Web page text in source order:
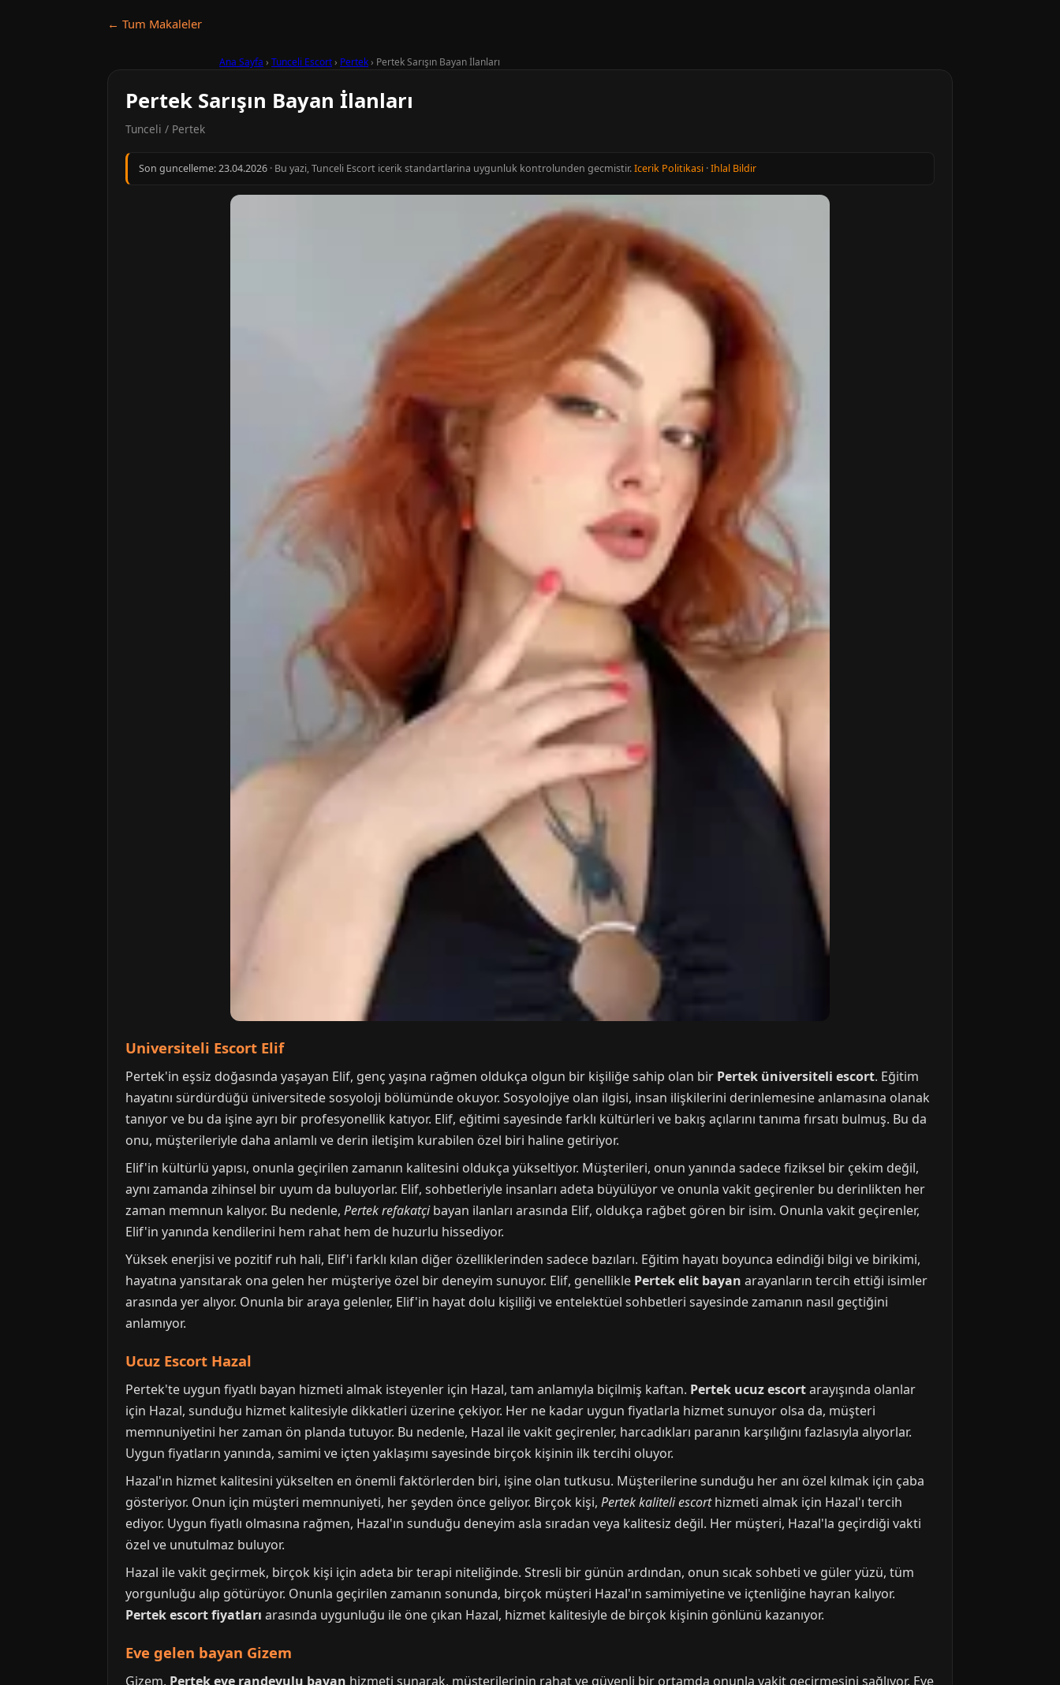
← Tum Makaleler
Ana Sayfa › Tunceli Escort› Pertek› Pertek Sarışın Bayan İlanları
Pertek Sarışın Bayan İlanları
Tunceli / Pertek
Son guncelleme:23.04.2026 · Bu yazi, Tunceli Escort icerik standartlarina uygunluk kontrolunden gecmistir.Icerik Politikasi ·Ihlal Bildir
Universiteli Escort Elif
Pertek'in eşsiz doğasında yaşayan Elif, genç yaşına rağmen oldukça olgun bir kişiliğe sahip olan bir Pertek üniversiteli escort. Eğitim
hayatını sürdürdüğü üniversitede sosyoloji bölümünde okuyor. Sosyolojiye olan ilgisi, insan ilişkilerini derinlemesine anlamasına olanak
tanıyor ve bu da işine ayrı bir profesyonellik katıyor. Elif, eğitimi sayesinde farklı kültürleri ve bakış açılarını tanıma fırsatı bulmuş. Bu da
onu, müşterileriyle daha anlamlı ve derin iletişim kurabilen özel biri haline getiriyor.
Elif'in kültürlü yapısı, onunla geçirilen zamanın kalitesini oldukça yükseltiyor. Müşterileri, onun yanında sadece fiziksel bir çekim değil,
aynı zamanda zihinsel bir uyum da buluyorlar. Elif, sohbetleriyle insanları adeta büyülüyor ve onunla vakit geçirenler bu derinlikten her
zaman memnun kalıyor. Bu nedenle, Pertek refakatçibayan ilanları arasında Elif, oldukça rağbet gören bir isim. Onunla vakit geçirenler,
Elif'in yanında kendilerini hem rahat hem de huzurlu hissediyor.
Yüksek enerjisi ve pozitif ruh hali, Elif'i farklı kılan diğer özelliklerinden sadece bazıları. Eğitim hayatı boyunca edindiği bilgi ve birikimi,
hayatına yansıtarak ona gelen her müşteriye özel bir deneyim sunuyor. Elif, genellikle Pertek elit bayan arayanların tercih ettiği isimler
arasında yer alıyor. Onunla bir araya gelenler, Elif'in hayat dolu kişiliği ve entelektüel sohbetleri sayesinde zamanın nasıl geçtiğini
anlamıyor.
Ucuz Escort Hazal
Pertek'te uygun fiyatlı bayan hizmeti almak isteyenler için Hazal, tam anlamıyla biçilmiş kaftan. Pertek ucuz escortarayışında olanlar
için Hazal, sunduğu hizmet kalitesiyle dikkatleri üzerine çekiyor. Her ne kadar uygun fiyatlarla hizmet sunuyor olsa da, müşteri
memnuniyetini her zaman ön planda tutuyor. Bu nedenle, Hazal ile vakit geçirenler, harcadıkları paranın karşılığını fazlasıyla alıyorlar.
Uygun fiyatların yanında, samimi ve içten yaklaşımı sayesinde birçok kişinin ilk tercihi oluyor.
Hazal'ın hizmet kalitesini yükselten en önemli faktörlerden biri, işine olan tutkusu. Müşterilerine sunduğu her anı özel kılmak için çaba
gösteriyor. Onun için müşteri memnuniyeti, her şeyden önce geliyor. Birçok kişi, Pertek kaliteli escorthizmeti almak için Hazal'ı tercih
ediyor. Uygun fiyatlı olmasına rağmen, Hazal'ın sunduğu deneyim asla sıradan veya kalitesiz değil. Her müşteri, Hazal'la geçirdiği vakti
özel ve unutulmaz buluyor.
Hazal ile vakit geçirmek, birçok kişi için adeta bir terapi niteliğinde. Stresli bir günün ardından, onun sıcak sohbeti ve güler yüzü, tüm
yorgunluğu alıp götürüyor. Onunla geçirilen zamanın sonunda, birçok müşteri Hazal'ın samimiyetine ve içtenliğine hayran kalıyor.
Pertek escort fiyatları arasında uygunluğu ile öne çıkan Hazal, hizmet kalitesiyle de birçok kişinin gönlünü kazanıyor.
Eve gelen bayan Gizem
Gizem, Pertek eve randevulu bayan hizmeti sunarak, müşterilerinin rahat ve güvenli bir ortamda onunla vakit geçirmesini sağlıyor. Eve